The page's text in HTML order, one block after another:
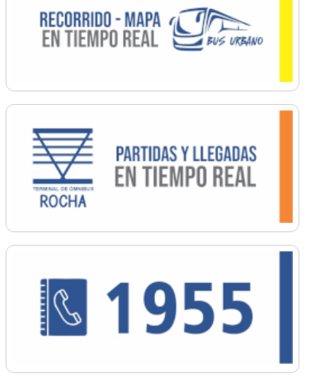
Ordenamiento
Promoción Social
Salud
Secretaría General